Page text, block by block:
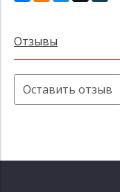
Отзывы
Оставить отзыв